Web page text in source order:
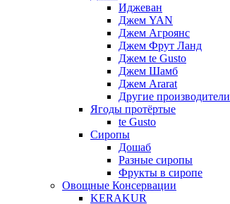
Иджеван
Джем YAN
Джем Агроянс
Джем Фрут Ланд
Джем te Gusto
Джем Шамб
Джем Ararat
Другие производители
Ягоды протёртые
te Gusto
Сиропы
Дошаб
Разные сиропы
Фрукты в сиропе
Овощные Консервации
KERAKUR